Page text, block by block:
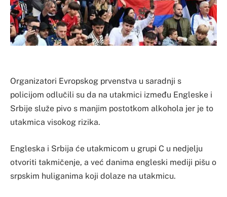
Organizatori Evropskog prvenstva u saradnji s
policijom odlučili su da na utakmici između Engleske i
Srbije služe pivo s manjim postotkom alkohola jer je to
utakmica visokog rizika.
Engleska i Srbija će utakmicom u grupi C u nedjelju
otvoriti takmičenje, a već danima engleski mediji pišu o
srpskim huliganima koji dolaze na utakmicu.